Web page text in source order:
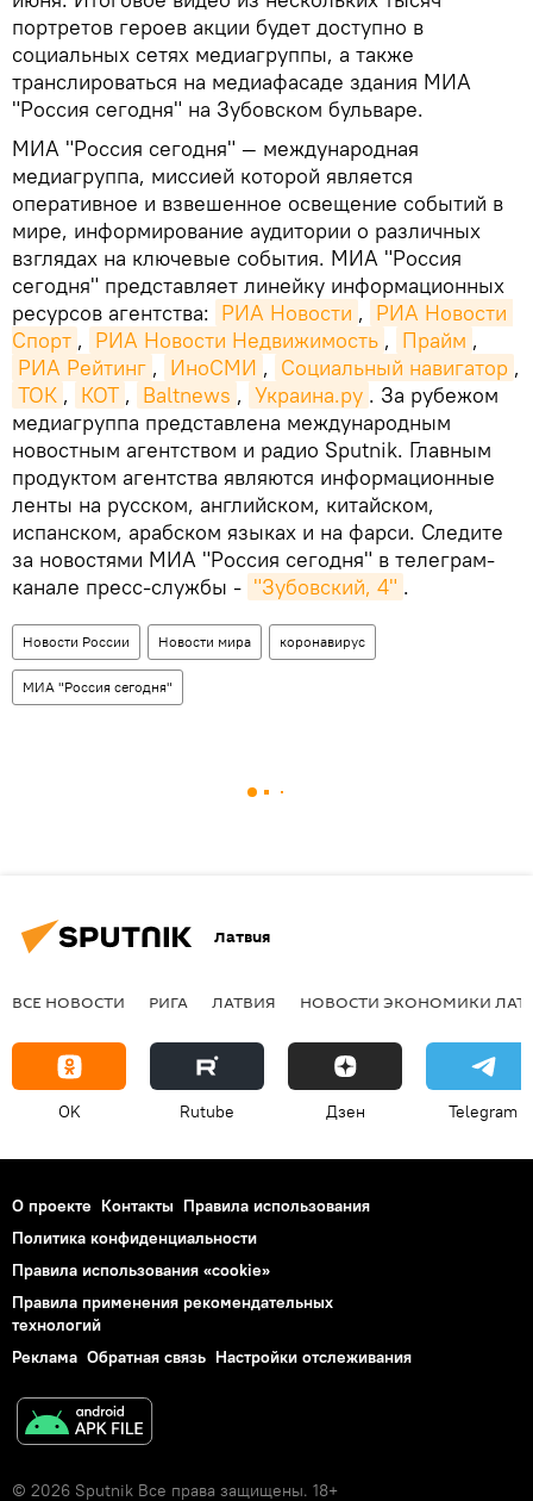
портретов героев акции будет доступно в
социальных сетях медиагруппы, а также
транслироваться на медиафасаде здания МИА
"Россия сегодня" на Зубовском бульваре.
МИА "Россия сегодня" — международная
медиагруппа, миссией которой является
оперативное и взвешенное освещение событий в
мире, информирование аудитории о различных
взглядах на ключевые события. МИА "Россия
сегодня" представляет линейку информационных
ресурсов агентства: РИА Новости , РИА Новости
Спорт , РИА Новости Недвижимость , Прайм ,
РИА Рейтинг , ИноСМИ , Социальный навигатор ,
ТОК , КОТ , Baltnews , Украина.ру . За рубежом
медиагруппа представлена международным
новостным агентством и радио Sputnik. Главным
продуктом агентства являются информационные
ленты на русском, английском, китайском,
испанском, арабском языках и на фарси. Следите
за новостями МИА "Россия сегодня" в телеграм-
канале пресс-службы - "Зубовский, 4" .
Новости России Новости мира коронавирус
МИА "Россия сегодня"
Латвия
ВСЕ НОВОСТИ РИГА ЛАТВИЯ НОВОСТИ ЭКОНОМИКИ
OK Rutube Дзен Telegram
О проекте Контакты Правила использования
Политика конфиденциальности
Правила использования «cookie»
Правила применения рекомендательных
технологий
Реклама Обратная связь Настройки отслеживания
© 2026 Sputnik Все права защищены. 18+